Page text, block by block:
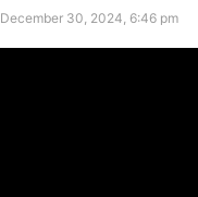
December 30, 2024, 6:46 pm